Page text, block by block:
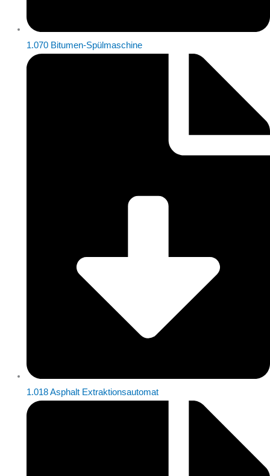
1.070 Bitumen-Spülmaschine
1.018 Asphalt Extraktionsautomat